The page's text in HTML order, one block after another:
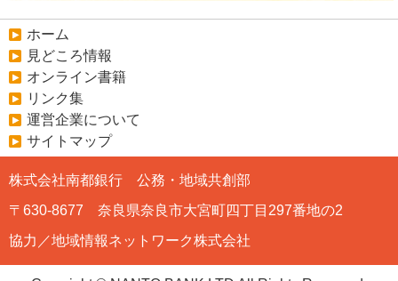
ホーム
見どころ情報
オンライン書籍
リンク集
運営企業について
サイトマップ
株式会社南都銀行 公務・地域共創部
〒630-8677 奈良県奈良市大宮町四丁目297番地の2
協力／地域情報ネットワーク株式会社